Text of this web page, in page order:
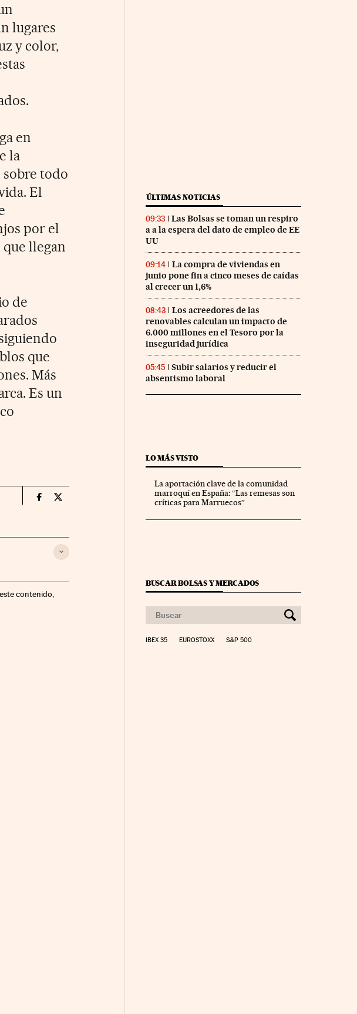
lugares
y color,
en
la
todo
El
por el
llegan
de
que
Más
Es un
Fortunas Cinco Días en Facebook
Fortunas Cinco Días en Twitter
contenido,
ÚLTIMAS NOTICIAS
09:33
Las Bolsas se toman un respiro
a a la espera del dato de empleo de EE
UU
09:14
La compra de viviendas en
junio pone fin a cinco meses de caídas
al crecer un 1,6%
08:43
Los acreedores de las
renovables calculan un impacto de
6.000 millones en el Tesoro por la
inseguridad jurídica
05:45
Subir salarios y reducir el
absentismo laboral
LO MÁS VISTO
La aportación clave de la comunidad
marroquí en España: “Las remesas son
críticas para Marruecos”
BUSCAR BOLSAS Y MERCADOS
IBEX 35 EUROSTOXX S&P 500